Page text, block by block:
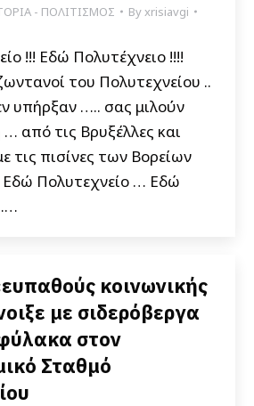
- ΠΟΛΙΤΙΣΜΟΣ Byxrisiavgi
!!! Εδώ Πολυτέχνειο !!!!
του Πολυτεχνείου ..
υπήρξαν ….. σας μιλούν
από τις Βρυξέλλες και
τις πισίνες των Βορείων
Πολυτεχνείο … Εδώ
κοινωνικής
με σιδερόβεργα
στον
Σταθμό